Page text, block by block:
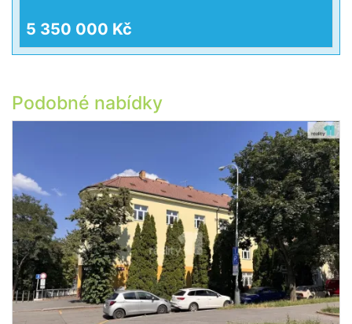
5 350 000 Kč
Podobné nabídky